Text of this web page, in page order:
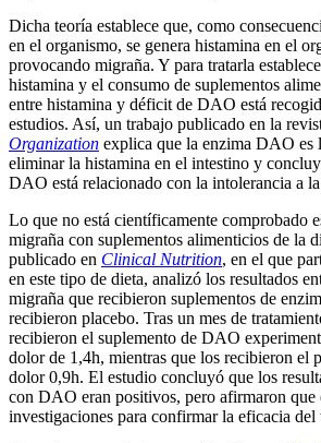
Dicha teoría establece que, como
en el organismo, se genera histamina en el
provocando migraña. Y para tratarla
histamina y el consumo de suplementos
entre histamina y déficit de DAO está
estudios. Así, un trabajo publicado en la
Organization explica que la enzima DAO es
eliminar la histamina en el intestino y
DAO está relacionado con la intolerancia a
Lo que no está científicamente comprobado
migraña con suplementos alimenticios de la
publicado en Clinical Nutrition, en el que
en este tipo de dieta, analizó los resultados
migraña que recibieron suplementos de
recibieron placebo. Tras un mes de
recibieron el suplemento de DAO
dolor de 1,4h, mientras que los recibieron el
dolor 0,9h. El estudio concluyó que los
con DAO eran positivos, pero afirmaron que
investigaciones para confirmar la eficacia del